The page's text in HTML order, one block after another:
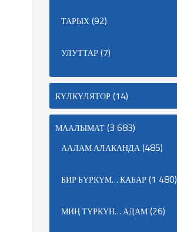
ТАРЫХ(92)
УЛУТТАР(7)
КҮЛКҮЛЯТОР(14)
МААЛЫМАТ(3 683)
ААЛАМ АЛАКАНДА(485)
БИР БҮРКҮМ… КАБАР(1 480)
МИҢ ТҮРКҮН… АДАМ(26)